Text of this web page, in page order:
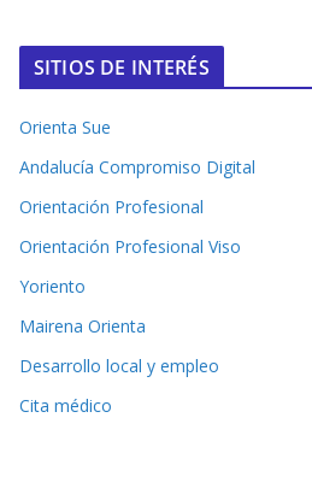
SITIOS DE INTERÉS
Orienta Sue
Andalucía Compromiso Digital
Orientación Profesional
Orientación Profesional Viso
Yoriento
Mairena Orienta
Desarrollo local y empleo
Cita médico